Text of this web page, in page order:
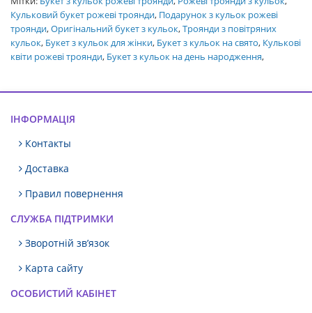
Кульковий букет рожеві троянди, Подарунок з кульок рожеві
троянди,Оригінальний букет з кульок,Троянди з повітряних
кульок, Букет з кульок для жінки, Букет з кульок на свято, Кулькові
квіти рожеві троянди, Букет з кульок на день народження,
ІНФОРМАЦІЯ
Контакты
Доставка
Правил повернення
СЛУЖБА ПІДТРИМКИ
Зворотній зв’язок
Карта сайту
ОСОБИСТИЙ КАБІНЕТ